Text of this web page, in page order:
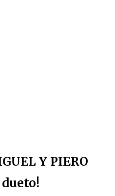
Y PIERO
dueto!